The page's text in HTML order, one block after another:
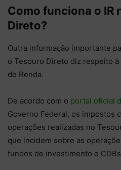
Como funciona o IR
Direto?
Outra informação importante
o Tesouro Direto diz respeito
de Renda.
De acordo com o portal oficial
Governo Federal, os impostos
operações realizadas no
que incidem sobre as
fundos de investimento e